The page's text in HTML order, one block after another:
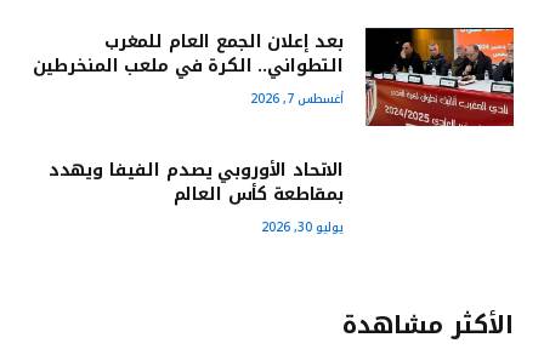
بعد إعلان الجمع العام للمغرب
التطواني.. الكرة في ملعب المنخرطين
أغسطس 7, 2026
الاتحاد الأوروبي يصدم الفيفا ويهدد
بمقاطعة كأس العالم
يوليو 30, 2026
الأكثر مشاهدة